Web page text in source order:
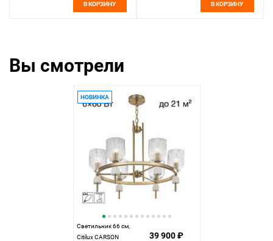
В КОРЗИНУ В КОРЗИНУ
Вы смотрели
НОВИНКА
Светильник 66 см,
Citilux CARSON
39 900 ₽